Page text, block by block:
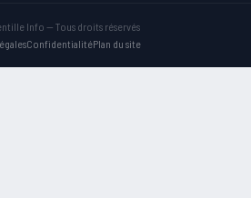
Info — Tous droits réservés
ConfidentialitéPlan du site